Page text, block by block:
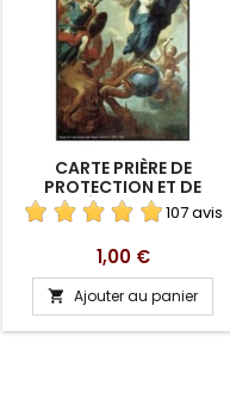
CARTE PRIÈRE DE
PROTECTION ET DE
DÉLIVRANCE107 avis
Prix
1,00 €
 Ajouter au panier